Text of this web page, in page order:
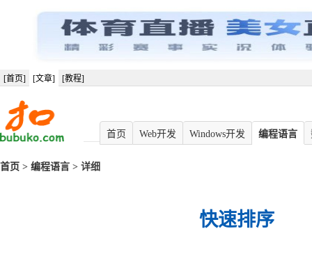
[首页] [文章] [教程]
首页 Web开发 Windows开发 编程语言
首页 > 编程语言 > 详细
快速排序